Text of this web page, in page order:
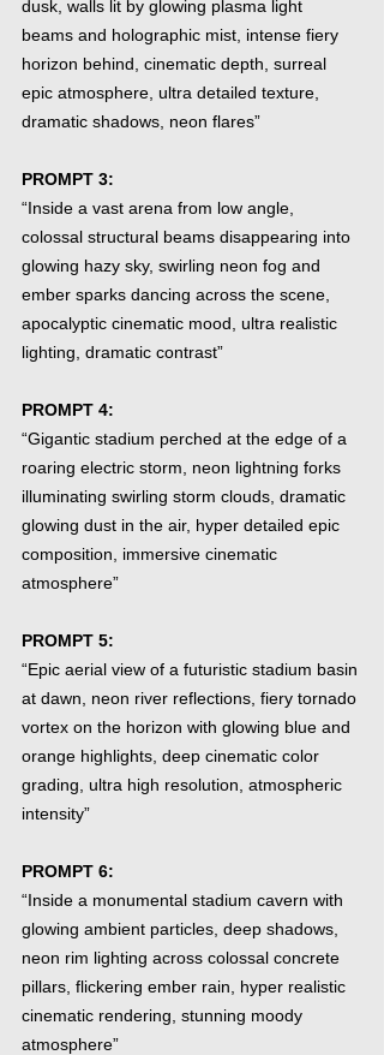
dusk, walls lit by glowing plasma light
beams and holographic mist, intense fiery
horizon behind, cinematic depth, surreal
epic atmosphere, ultra detailed texture,
dramatic shadows, neon flares”
PROMPT 3:
“Inside a vast arena from low angle,
colossal structural beams disappearing into
glowing hazy sky, swirling neon fog and
ember sparks dancing across the scene,
apocalyptic cinematic mood, ultra realistic
lighting, dramatic contrast”
PROMPT 4:
“Gigantic stadium perched at the edge of a
roaring electric storm, neon lightning forks
illuminating swirling storm clouds, dramatic
glowing dust in the air, hyper detailed epic
composition, immersive cinematic
atmosphere”
PROMPT 5:
“Epic aerial view of a futuristic stadium basin
at dawn, neon river reflections, fiery tornado
vortex on the horizon with glowing blue and
orange highlights, deep cinematic color
grading, ultra high resolution, atmospheric
intensity”
PROMPT 6:
“Inside a monumental stadium cavern with
glowing ambient particles, deep shadows,
neon rim lighting across colossal concrete
pillars, flickering ember rain, hyper realistic
cinematic rendering, stunning moody
atmosphere”